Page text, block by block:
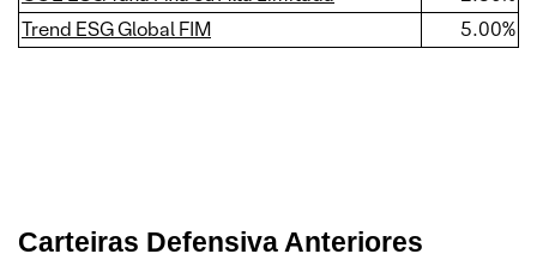
Trend ESG Global FIM
5.00%
Carteiras Defensiva Anteriores